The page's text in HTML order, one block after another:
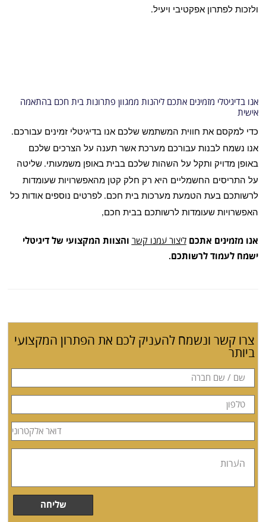
ולזכות לפתרון אפקטיבי ויעיל.
אנו בדיגיטלי מזמינים אתכם ליהנות ממגוון פתרונות בית חכם בהתאמה
אישית
כדי למקסם את חווית המשתמש שלכם אנו בדיגיטלי זמינים עבורכם.
אנו נשמח לבנות עבורכם מערכת אשר תענה על הצרכים שלכם
באופן מדויק ותקל על השהות שלכם בבית באופן משמעותי.שליטה
על התריסים החשמליים היא רק חלק קטן מהאפשרויות שעומדות
לרשותכם בעת הטמעת מערכות בית חכם.לפרטים נוספים אודות כל
האפשרויות שעומדות לרשותכם בבית חכם,
אנו מזמינים אתכםליצור עמנו קשר והצוות המקצועי של דיגיטלי
ישמח לעמוד לרשותכם.
צרו קשר ונשמח להעניק לכם את הפתרון המקצועי
ביותר